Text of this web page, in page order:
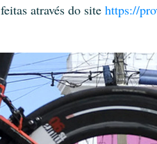
através do site https://